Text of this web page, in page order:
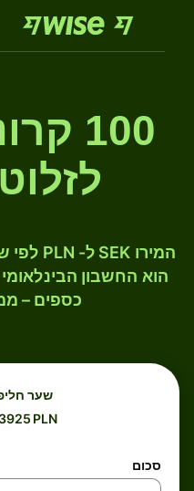
100
הוא החשבון
כספים –
שער
PLN
סכום